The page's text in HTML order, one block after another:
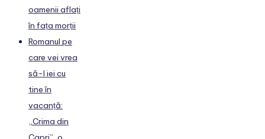
oamenii aflați
în fața morții
Romanul pe
care vei vrea
să-l iei cu
tine în
vacanță:
„Crima din